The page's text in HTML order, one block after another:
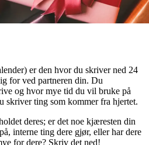
er den hvor du skriver ned 24
for ved partneren din. Du
og hvor mye tid du vil bruke på
skriver ting som kommer fra hjertet.
deres; er det noe kjæresten din
interne ting dere gjør, eller har dere
for dere? Skriv det ned!